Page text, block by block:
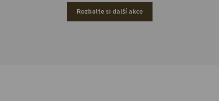
Rozbalte si další akce